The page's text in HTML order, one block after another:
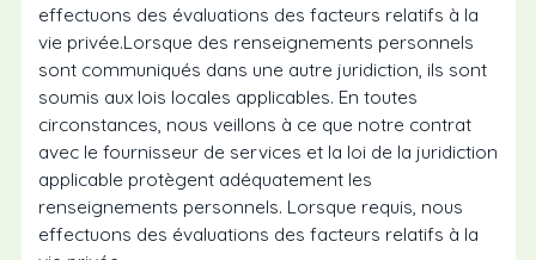
effectuons des évaluations des facteurs relatifs à la
vie privée.Lorsque des renseignements personnels
sont communiqués dans une autre juridiction, ils sont
soumis aux lois locales applicables. En toutes
circonstances, nous veillons à ce que notre contrat
avec le fournisseur de services et la loi de la juridiction
applicable protègent adéquatement les
renseignements personnels. Lorsque requis, nous
effectuons des évaluations des facteurs relatifs à la